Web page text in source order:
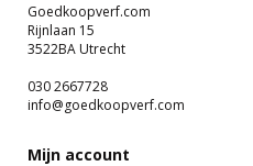
Goedkoopverf.com
Rijnlaan 15
3522BA Utrecht
030 2667728
info@goedkoopverf.com
Mijn account